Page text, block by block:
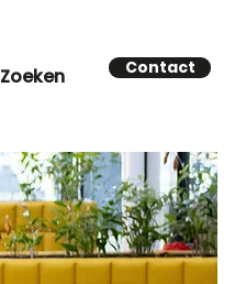
Zoeken Contact